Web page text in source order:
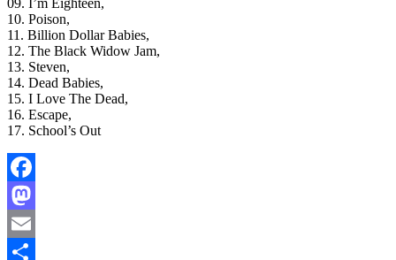
09. I’m Eighteen,
10. Poison,
11. Billion Dollar Babies,
12. The Black Widow Jam,
13. Steven,
14. Dead Babies,
15. I Love The Dead,
16. Escape,
17. School’s Out
Facebook
Mastodon
Email